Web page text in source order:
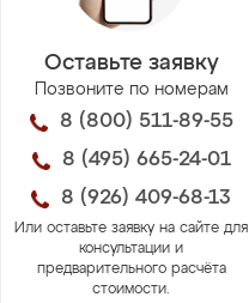
Оставьте заявку
Позвоните по номерам
8 (800) 511-89-55
8 (495) 665-24-01
8 (926) 409-68-13
Или оставьте заявку на сайте для
консультации и
предварительного расчёта
стоимости.